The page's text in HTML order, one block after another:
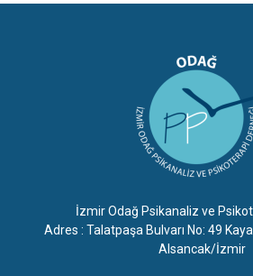
İzmir Odağ Psikanaliz ve
Adres : Talatpaşa Bulvarı No: 49
Alsancak/İzmir